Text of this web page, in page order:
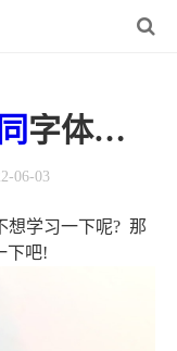
字体（wps文字统一设置字体）
06-03
想学习一下呢? 那
下吧!